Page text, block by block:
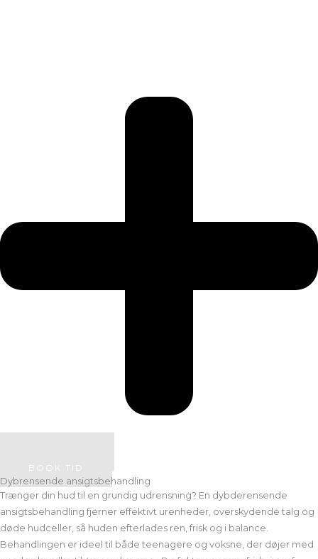
BOOK TID
Dybrensende ansigtsbehandling
Trænger din hud til en grundig udrensning? En dybderensende
ansigtsbehandling fjerner effektivt urenheder, overskydende talg og
døde hudceller, så huden efterlades ren, frisk og i balance.
Behandlingen er ideel til både teenagere og voksne, der døjer med